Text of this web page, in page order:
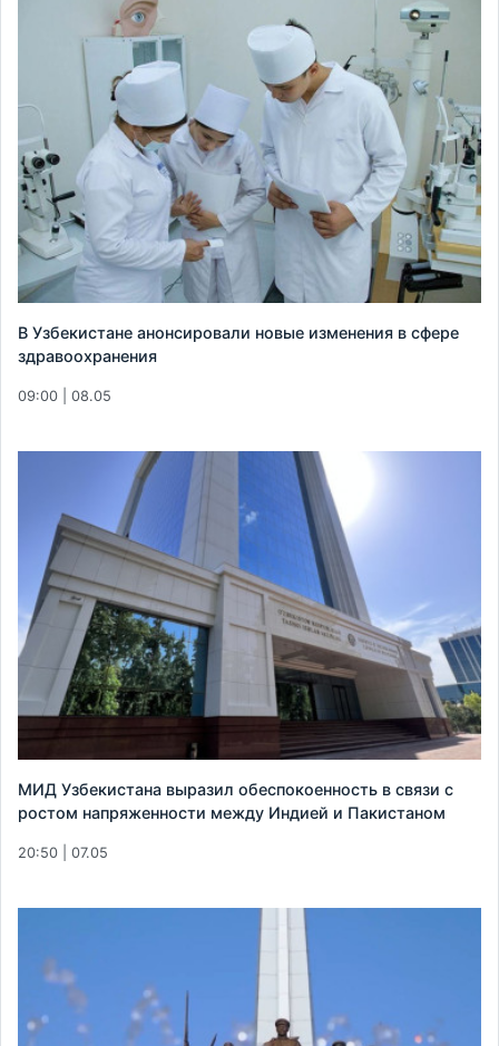
В Узбекистане анонсировали новые изменения в сфере
здравоохранения
09:00 | 08.05
МИД Узбекистана выразил обеспокоенность в связи с
ростом напряженности между Индией и Пакистаном
20:50 | 07.05